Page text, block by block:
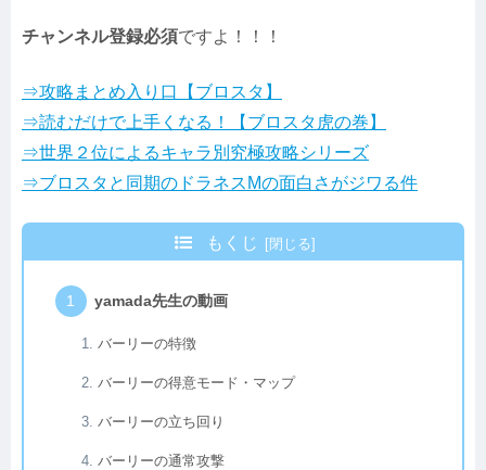
チャンネル登録必須ですよ！！！
⇒攻略まとめ入り口【ブロスタ】
⇒読むだけで上手くなる！【ブロスタ虎の巻】
⇒世界２位によるキャラ別究極攻略シリーズ
⇒ブロスタと同期のドラネスMの面白さがジワる件
もくじ
yamada先生の動画
バーリーの特徴
バーリーの得意モード・マップ
バーリーの立ち回り
バーリーの通常攻撃